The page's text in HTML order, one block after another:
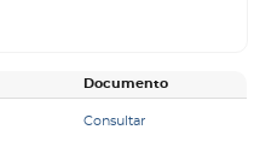
Documento
Consultar